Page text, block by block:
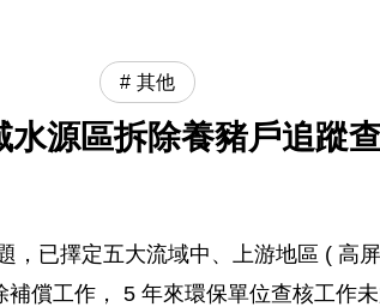
其他
水源區拆除養豬戶追蹤
已擇定五大流域中、上游地區 ( 高
償工作， 5 年來環保單位查核工作